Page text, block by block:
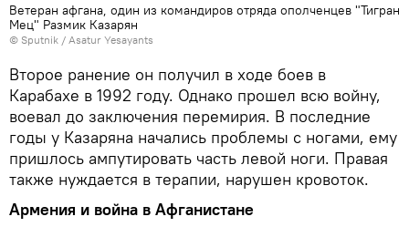
Ветеран афгана, один из командиров отряда ополченцев "Тигран
Мец" Размик Казарян
© Sputnik / Asatur Yesayants
Второе ранение он получил в ходе боев в
Карабахе в 1992 году. Однако прошел всю войну,
воевал до заключения перемирия. В последние
годы у Казаряна начались проблемы с ногами, ему
пришлось ампутировать часть левой ноги. Правая
также нуждается в терапии, нарушен кровоток.
Армения и война в Афганистане